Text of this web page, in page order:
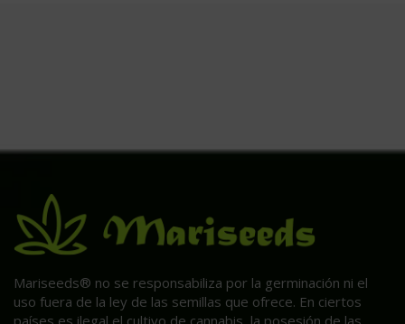
Mariseeds® no se responsabiliza por la germinación ni el
uso fuera de la ley de las semillas que ofrece. En ciertos